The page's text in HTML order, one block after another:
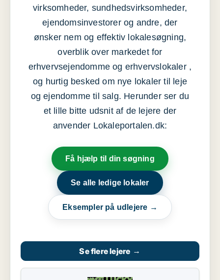
virksomheder, sundhedsvirksomheder,
ejendomsinvestorer og andre, der
ønsker nem og effektiv lokalesøgning,
overblik over markedet for
erhvervsejendomme og erhvervslokaler ,
og hurtig besked om nye lokaler til leje
og ejendomme til salg. Herunder ser du
et lille bitte udsnit af de lejere der
anvender Lokaleportalen.dk:
Få hjælp til din søgning
Se alle ledige lokaler
Eksempler på udlejere →
Se flere lejere →